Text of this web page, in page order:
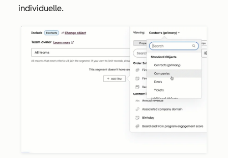
individuelle.